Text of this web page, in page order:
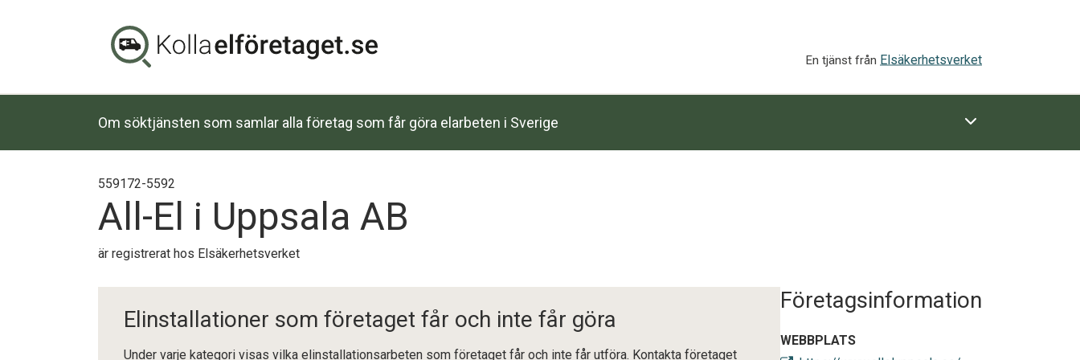
En tjänst från Elsäkerhetsverket
Om söktjänsten som samlar alla företag som får göra elarbeten i Sverige
559172-5592
All-El i Uppsala AB
är registrerat hos Elsäkerhetsverket
Elinstallationer som företaget får och inte får göra
Under varje kategori visas vilka elinstallationsarbeten som företaget får och inte får utföra. Kontakta företaget
Företagsinformation
WEBBPLATS